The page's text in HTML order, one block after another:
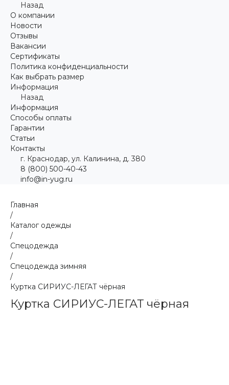
Назад
О компании
Новости
Отзывы
Вакансии
Сертификаты
Политика конфиденциальности
Как выбрать размер
Информация
Назад
Информация
Способы оплаты
Гарантии
Статьи
Контакты
г. Краснодар, ул. Калинина, д. 380
8 (800) 500-40-43
info@in-yug.ru
Главная
/
Каталог одежды
/
Спецодежда
/
Спецодежда зимняя
/
Куртка СИРИУС-ЛЕГАТ чёрная
Куртка СИРИУС-ЛЕГАТ чёрная